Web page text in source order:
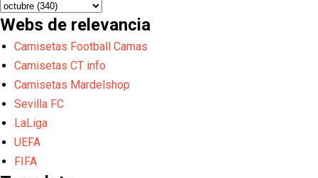
Webs de relevancia
Camisetas Football Camas
Camisetas CT info
Camisetas Mardelshop
Sevilla FC
LaLiga
UEFA
FIFA